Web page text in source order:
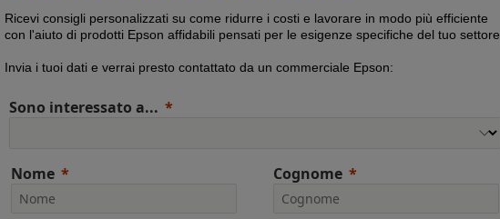
Ricevi consigli personalizzati su come ridurre i costi e lavorare in modo più efficiente
con l'aiuto di prodotti Epson affidabili pensati per le esigenze specifiche del tuo settore.
Invia i tuoi dati e verrai presto contattato da un commerciale Epson:
Sono interessato a...
Nome Cognome